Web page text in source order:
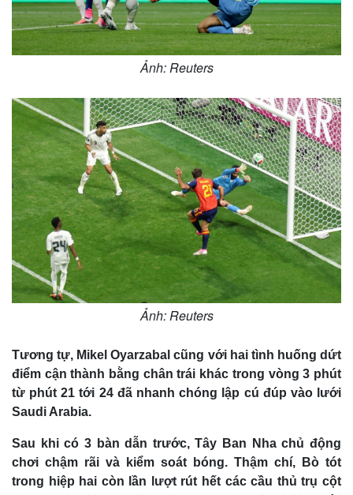
Cuộc sống đó đây
Hồ sơ
Multimedia
Ảnh
E-Magazine
Infographic
Ảnh: Reuters
Ảnh: Reuters
Tương tự, Mikel Oyarzabal cũng với hai tình huống dứt
điểm cận thành bằng chân trái khác trong vòng 3 phút
từ phút 21 tới 24 đã nhanh chóng lập cú đúp vào lưới
Saudi Arabia.
Sau khi có 3 bàn dẫn trước, Tây Ban Nha chủ động
chơi chậm rãi và kiểm soát bóng. Thậm chí, Bò tót
trong hiệp hai còn lần lượt rút hết các cầu thủ trụ cột